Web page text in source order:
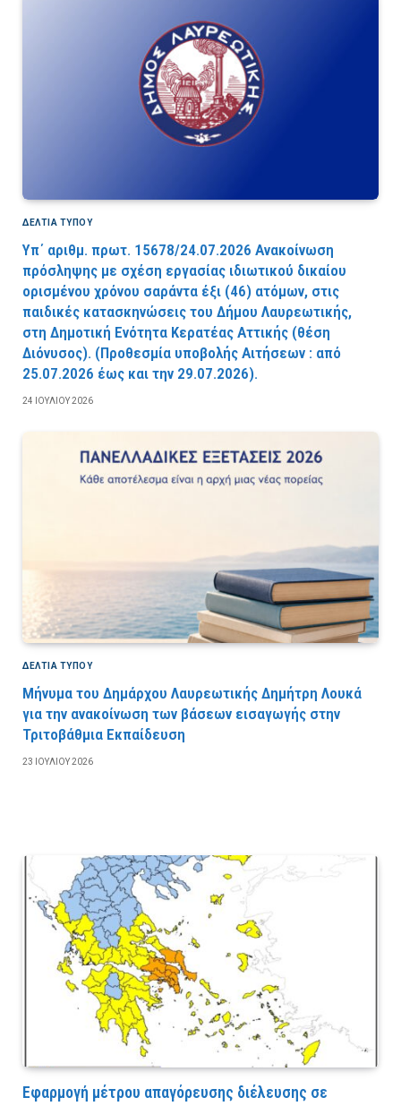
ΔΕΛΤΙΑ ΤΥΠΟΥ
Υπ΄ αριθμ. πρωτ. 15678/24.07.2026 Ανακοίνωση
πρόσληψης με σχέση εργασίας ιδιωτικού δικαίου
ορισμένου χρόνου σαράντα έξι (46) ατόμων, στις
παιδικές κατασκηνώσεις του Δήμου Λαυρεωτικής,
στη Δημοτική Ενότητα Κερατέας Αττικής (θέση
Διόνυσος). (Προθεσμία υποβολής Αιτήσεων : από
25.07.2026 έως και την 29.07.2026).
24 ΙΟΥΛΊΟΥ 2026
ΔΕΛΤΙΑ ΤΥΠΟΥ
Μήνυμα του Δημάρχου Λαυρεωτικής Δημήτρη Λουκά
για την ανακοίνωση των βάσεων εισαγωγής στην
Τριτοβάθμια Εκπαίδευση
23 ΙΟΥΛΊΟΥ 2026
Εφαρμογή μέτρου απαγόρευσης διέλευσης σε